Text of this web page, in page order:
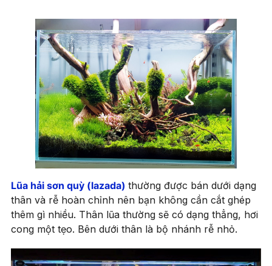
Lũa hải sơn quỳ (lazada) thường được bán dưới dạng
thân và rễ hoàn chỉnh nên bạn không cần cắt ghép
thêm gì nhiều. Thân lũa thường sẽ có dạng thẳng, hơi
cong một tẹo. Bên dưới thân là bộ nhánh rễ nhỏ.